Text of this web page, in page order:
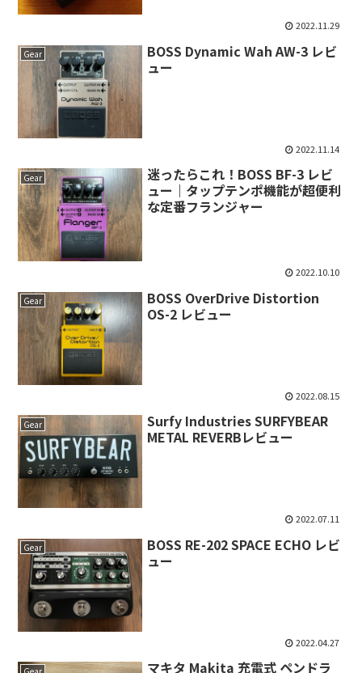
2022.11.29
Gear
BOSS Dynamic Wah AW-3 レビ
ュー
2022.11.14
Gear
迷ったらこれ！BOSS BF-3 レビ
ュー｜タップテンポ機能が超便利
な定番フランジャー
2022.10.10
Gear
BOSS OverDrive Distortion
OS-2 レビュー
2022.08.15
Gear
Surfy Industries SURFYBEAR
METAL REVERBレビュー
2022.07.11
Gear
BOSS RE-202 SPACE ECHO レビ
ュー
2022.04.27
マキタ Makita 充電式 ペンドラ